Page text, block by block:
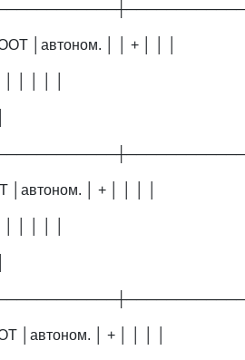
│автоном. │ │ + │ │ │
│ │ │ │
│ + │ │ │ │
│ │ │ │
│автоном. │ + │ │ │ │